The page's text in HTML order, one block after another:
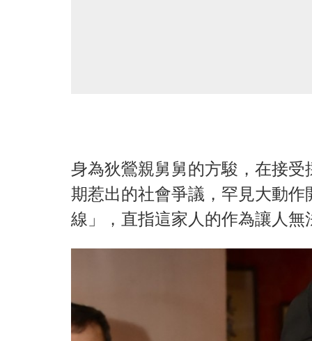
身為狄鶯親舅舅的方駿，在接
期惹出的社會爭議，罕見大動
線」，直指這家人的作為讓人無